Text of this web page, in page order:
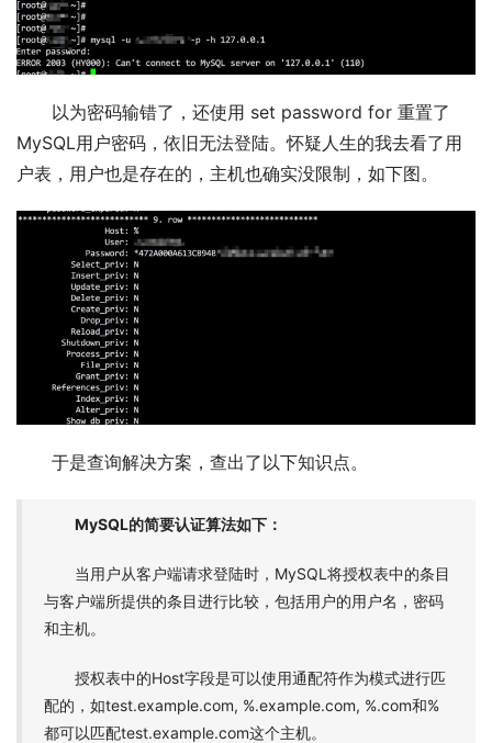
以为密码输错了，还使用 set password for 重置了
MySQL用户密码，依旧无法登陆。怀疑人生的我去看了用
户表，用户也是存在的，主机也确实没限制，如下图。
于是查询解决方案，查出了以下知识点。
MySQL的简要认证算法如下：
当用户从客户端请求登陆时，MySQL将授权表中的条目
与客户端所提供的条目进行比较，包括用户的用户名，密码
和主机。
授权表中的Host字段是可以使用通配符作为模式进行匹
配的，如test.example.com, %.example.com, %.com和%
都可以匹配test.example.com这个主机。